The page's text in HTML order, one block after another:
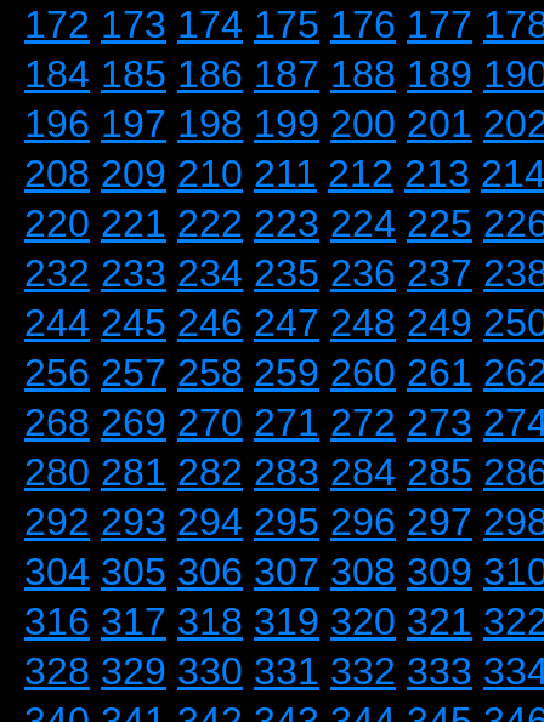
172 173 174 175 176 177
184 185 186 187 188 189
196 197 198 199 200 201
208 209 210 211 212 213
220 221 222 223 224 225
232 233 234 235 236 237
244 245 246 247 248 249
256 257 258 259 260 261
268 269 270 271 272 273
280 281 282 283 284 285
292 293 294 295 296 297
304 305 306 307 308 309
316 317 318 319 320 321
328 329 330 331 332 333